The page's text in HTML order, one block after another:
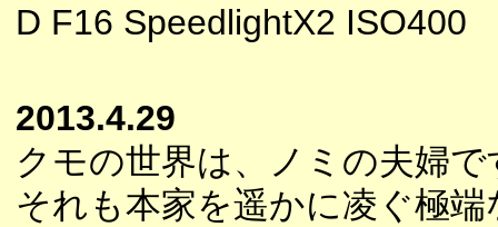
D F16 SpeedlightX2 ISO400
2013.4.29
クモの世界は、ノミの夫婦で
それも本家を遥かに凌ぐ極